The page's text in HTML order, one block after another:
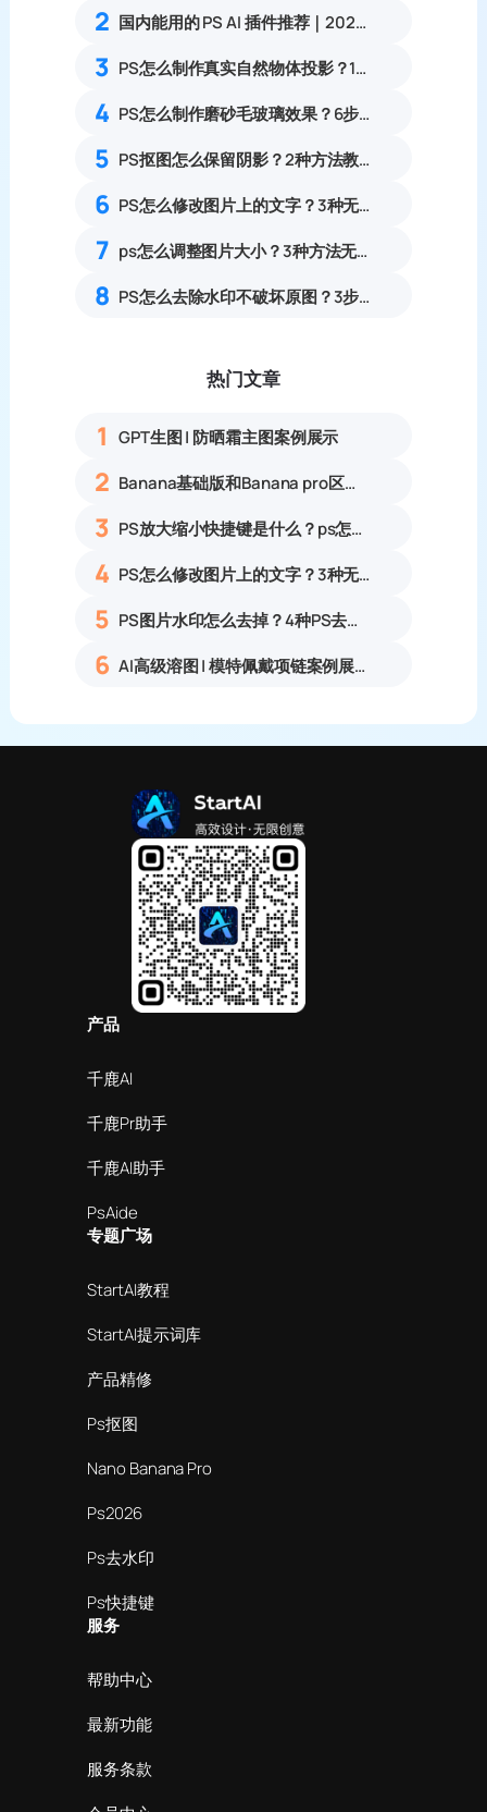
2 国内能用的 PS AI 插件推荐｜2026 4款AI插件最新实测
3 PS怎么制作真实自然物体投影？11步写实合成落地阴影教程
4 PS怎么制作磨砂毛玻璃效果？6步零基础做出高级通透磨砂质感教程
5 PS抠图怎么保留阴影？2种方法教你快速扣出完美主体
6 PS怎么修改图片上的文字？3种无痕改字方案，消除修复痕迹
7 ps怎么调整图片大小？3种方法无损放大插件教程
8 PS怎么去除水印不破坏原图？3步多种场景去水印完整操作指南
热门文章
1 GPT生图 | 防晒霜主图案例展示
2 Banana基础版和Banana pro区别对比丨具体案例应用+使用教程
3 PS放大缩小快捷键是什么？ps怎么把图片拉大拉小？
4 PS怎么修改图片上的文字？3种无痕改字方法，新手也能搞定
5 PS图片水印怎么去掉？4种PS去水印方法教程无痕去除各类图片水印
6 AI高级溶图 | 模特佩戴项链案例展示
产品
千鹿AI
千鹿Pr助手
千鹿AI助手
PsAide
专题广场
StartAI教程
StartAI提示词库
产品精修
Ps抠图
Nano Banana Pro
Ps2026
Ps去水印
Ps快捷键
服务
帮助中心
最新功能
服务条款